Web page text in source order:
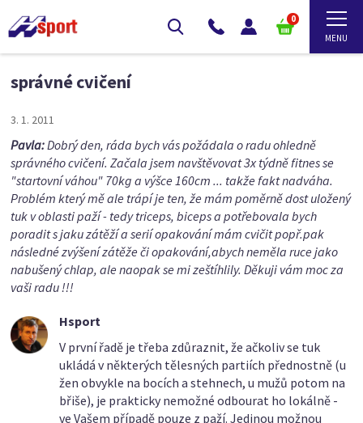
0
správné cvičení
3. 1. 2011
Pavla:Dobrý den, ráda bych vás požádala o radu ohledně
správného cvičení. Začala jsem navštěvovat 3x týdně fitnes se
"startovní váhou" 70kg a výšce 160cm ... takže fakt nadváha.
Problém který mě ale trápí je ten, že mám poměrně dost uložený
tuk v oblasti paží - tedy triceps, biceps a potřebovala bych
poradit s jaku zátěží a serií opakování mám cvičit popř.pak
následné zvýšení zátěže či opakování,abych neměla ruce jako
nabušený chlap, ale naopak se mi zeštíhlily. Děkuji vám moc za
vaši radu !!!
Hsport
V první řadě je třeba zdůraznit, že ačkoliv se tuk
ukládá v některých tělesných partiích přednostně (u
žen obvykle na bocích a stehnech, u mužů potom na
břiše), je prakticky nemožné odbourat ho lokálně -
ve Vašem případě pouze z paží. Jedinou možnou